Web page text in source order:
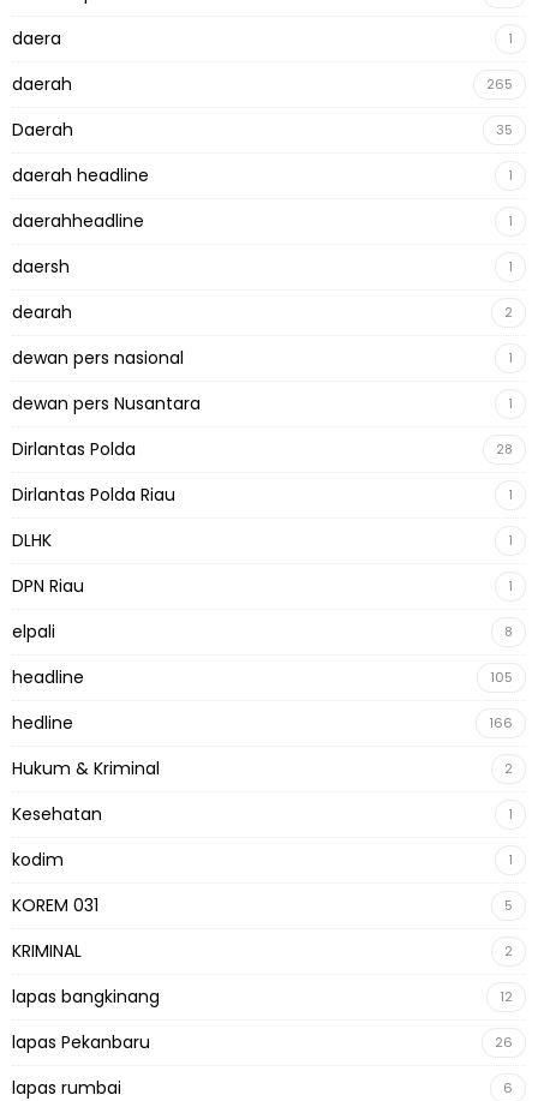
daera 1
daerah 265
Daerah 35
daerah headline 1
daerahheadline 1
daersh 1
dearah 2
dewan pers nasional 1
dewan pers Nusantara 1
Dirlantas Polda 28
Dirlantas Polda Riau 1
DLHK 1
DPN Riau 1
elpali 8
headline 105
hedline 166
Hukum & Kriminal 2
Kesehatan 1
kodim 1
KOREM 031 5
KRIMINAL 2
lapas bangkinang 12
lapas Pekanbaru 26
lapas rumbai 6